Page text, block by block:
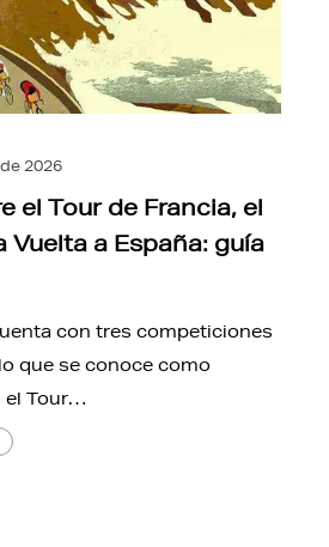
2026
el Tour de Francia, el
Vuelta a España: guía
con tres competiciones
que se conoce como
el Tour…